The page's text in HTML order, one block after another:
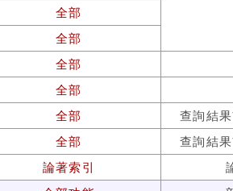
全部
全部
全部
全部
全部
查詢結
全部
查詢結
論著索引